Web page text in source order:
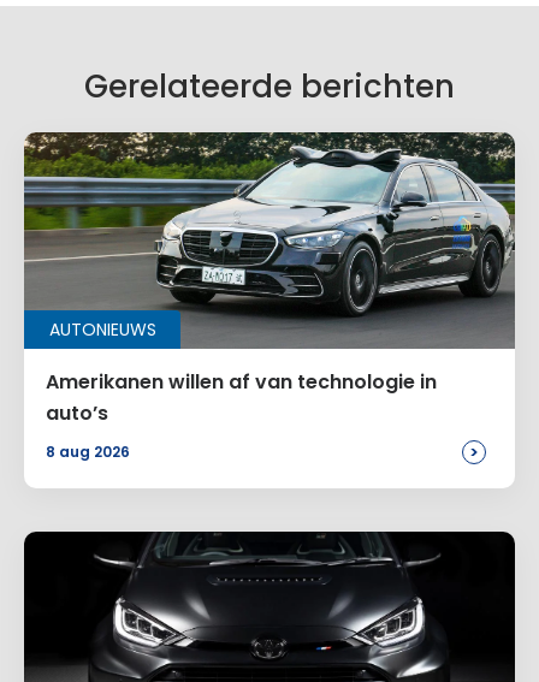
Gerelateerde berichten
AUTONIEUWS
Amerikanen willen af van technologie in
auto’s
8 aug 2026 >